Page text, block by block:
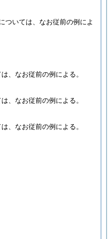
ついては、なお従前の例によ
、なお従前の例による。
、なお従前の例による。
、なお従前の例による。